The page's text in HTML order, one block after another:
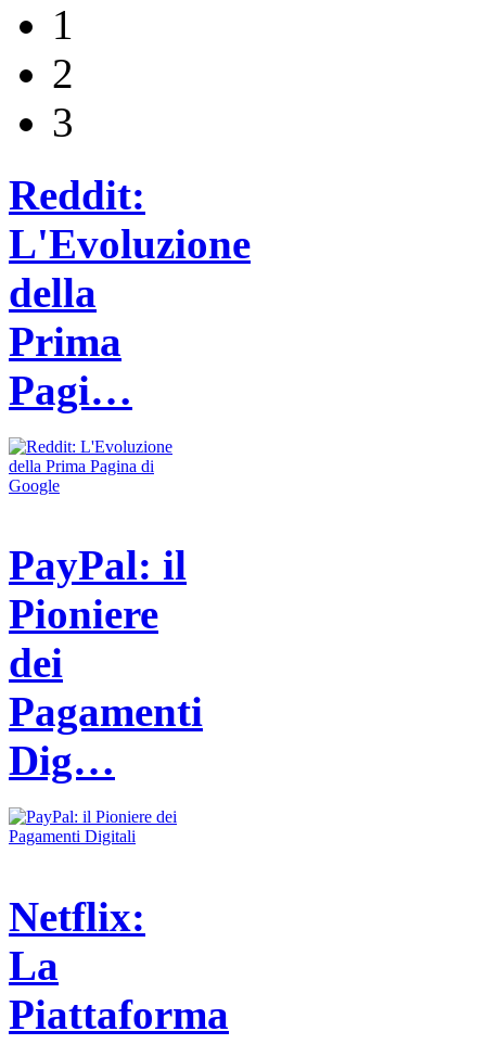
1
2
3
Reddit:
L'Evoluzione
della
Prima
Pagi…
PayPal: il
Pioniere
dei
Pagamenti
Dig…
Netflix:
La
Piattaforma